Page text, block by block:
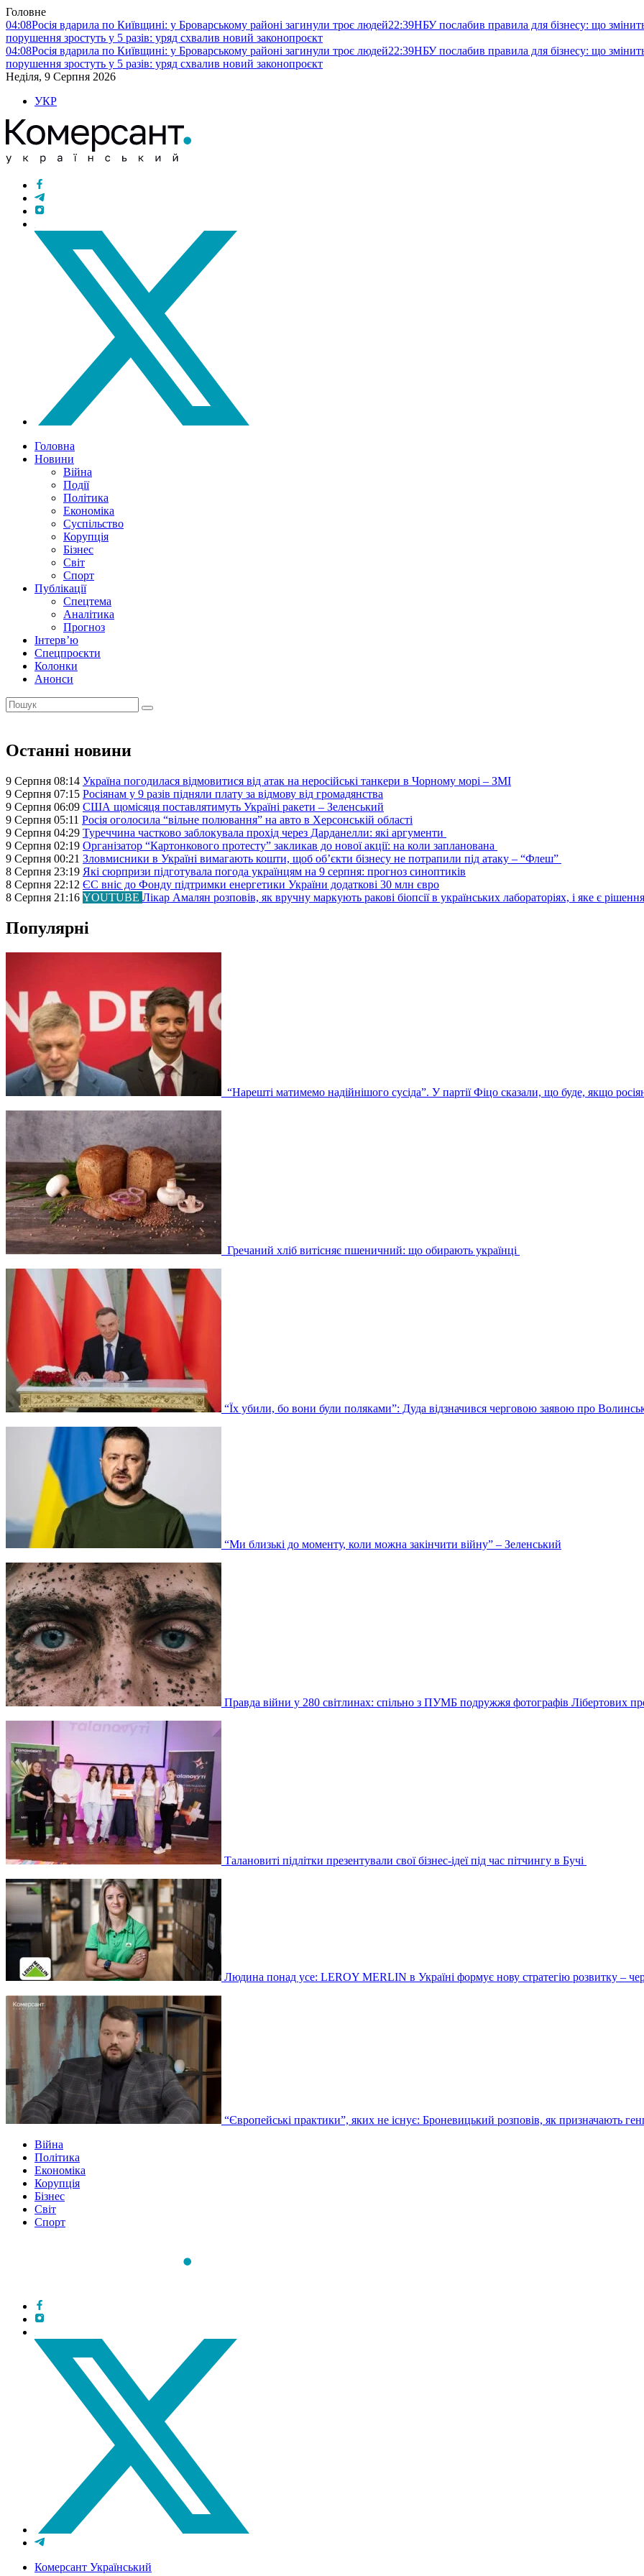
Головне
04:08Росія вдарила по Київщині: у Броварському районі загинули троє людей22:39НБУ послабив правила для бізнесу: що
порушення зростуть у 5 разів: уряд схвалив новий законопроєкт
04:08Росія вдарила по Київщині: у Броварському районі загинули троє людей22:39НБУ послабив правила для бізнесу: що
порушення зростуть у 5 разів: уряд схвалив новий законопроєкт
Неділя, 9 Серпня 2026
УКР
Головна
Новини
Війна
Події
Політика
Економіка
Суспільство
Корупція
Бізнес
Світ
Спорт
Публікації
Спецтема
Аналітика
Прогноз
Інтерв’ю
Спецпроєкти
Колонки
Анонси
Останні новини
9 Серпня 08:14 Україна погодилася відмовитися від атак на неросійські танкери в Чорному морі – ЗМІ
9 Серпня 07:15 Росіянам у 9 разів підняли плату за відмову від громадянства
9 Серпня 06:09 США щомісяця поставлятимуть Україні ракети – Зеленський
9 Серпня 05:11 Росія оголосила “вільне полювання” на авто в Херсонській області
9 Серпня 04:29 Туреччина частково заблокувала прохід через Дарданелли: які аргументи
9 Серпня 02:19 Організатор “Картонкового протесту” закликав до нової акції: на коли запланована
9 Серпня 00:21 Зловмисники в Україні вимагають кошти, щоб об’єкти бізнесу не потрапили під атаку – “Флеш”
8 Серпня 23:19 Які сюрпризи підготувала погода українцям на 9 серпня: прогноз синоптиків
8 Серпня 22:12 ЄС вніс до Фонду підтримки енергетики України додаткові 30 млн євро
8 Серпня 21:16 YOUTUBE Лікар Амалян розповів, як вручну маркують ракові біопсії в українських лабораторіях, і яке є
Популярні
“Нарешті матимемо надійнішого сусіда”. У партії Фіцо сказали, що буде, якщо
Гречаний хліб витісняє пшеничний: що обирають українці
“Їх убили, бо вони були поляками”: Дуда відзначився черговою заявою про
“Ми близькі до моменту, коли можна закінчити війну” – Зеленський
Правда війни у 280 світлинах: спільно з ПУМБ подружжя фотографів Лібертових
Талановиті підлітки презентували свої бізнес-ідеї під час пітчингу в Бучі
Людина понад усе: LEROY MERLIN в Україні формує нову стратегію розвитку –
“Європейські практики”, яких не існує: Броневицький розповів, як призначають
Війна
Політика
Економіка
Корупція
Бізнес
Світ
Спорт
Комерсант Український